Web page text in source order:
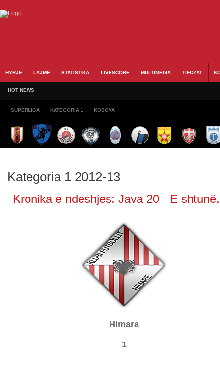
HYRJE LAJME STATISTIKA LIVESCORE MULTIMEDIA TIFOZAT
HOT NEWS
SUPERLIGA KATEGORIA 1 KOSOVA
Kategoria 1 2012-13
Kronika e ndeshjes: Java 20 - E
Himara
1